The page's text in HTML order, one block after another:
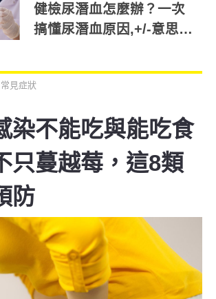
健檢尿潛血怎麼辦？一次
搞懂尿潛血原因,+/-意思與
常見症狀
染不能吃與能吃食
只蔓越莓，這8類
防